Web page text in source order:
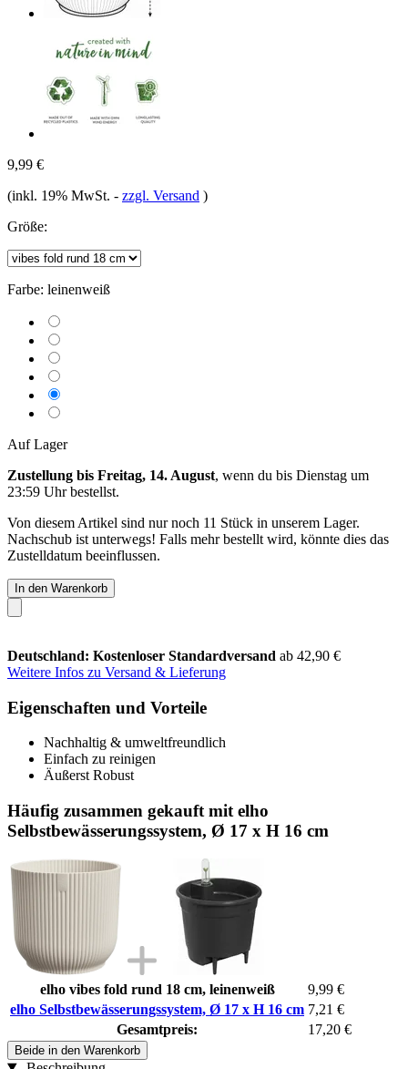
9,99 €
(inkl. 19% MwSt. - zzgl. Versand )
Größe:
Farbe: leinenweiß
Auf Lager
Zustellung bis Freitag, 14. August, wenn du bis Dienstag um
23:59 Uhrbestellst.
Von diesem Artikel sind nur noch 11 Stück in unserem Lager.
Nachschub ist unterwegs! Falls mehr bestellt wird, könnte dies das
Zustelldatum beeinflussen.
In den Warenkorb
Deutschland: Kostenloser Standardversand ab 42,90 €
Weitere Infos zu Versand & Lieferung
Eigenschaften und Vorteile
Nachhaltig & umweltfreundlich
Einfach zu reinigen
Äußerst Robust
Häufig zusammen gekauft mit elho
Selbstbewässerungssystem, Ø 17 x H 16 cm
elho vibes fold rund 18 cm, leinenweiß
9,99 €
elho Selbstbewässerungssystem, Ø 17 x H 16 cm 7,21 €
Gesamtpreis:
17,20 €
Beide in den Warenkorb